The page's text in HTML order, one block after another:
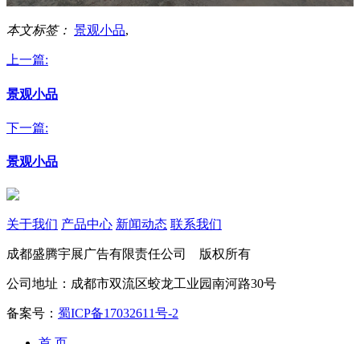
本文标签： 景观小品,
上一篇:
景观小品
下一篇:
景观小品
关于我们 产品中心 新闻动态 联系我们
成都盛腾宇展广告有限责任公司 版权所有
公司地址：成都市双流区蛟龙工业园南河路30号
备案号： 蜀ICP备17032611号-2